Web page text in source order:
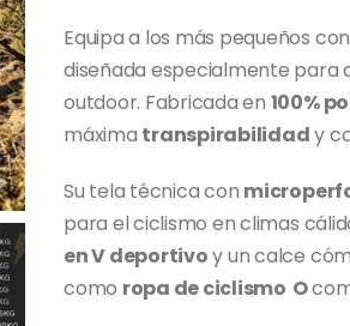
Equipa a los más pequeños
diseñada especialmente para
outdoor. Fabricada en 100%
máxima transpirabilidady
Su tela técnica con
para el ciclismo en climas
en V deportivoy un calce
como ropa de ciclismo O